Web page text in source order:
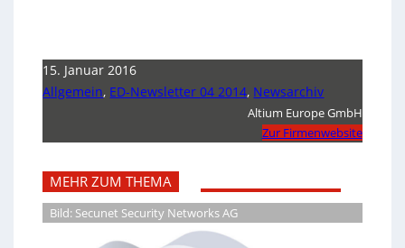
15. Januar 2016
Allgemein, ED-Newsletter 04 2014, Newsarchiv
Altium Europe GmbH
Zur Firmenwebsite
MEHR ZUM THEMA
Bild: Secunet Security Networks AG